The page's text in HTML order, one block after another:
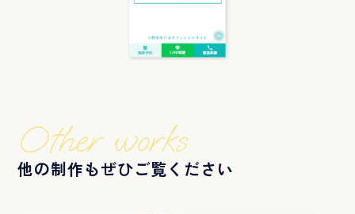
Other works
他の制作もぜひご覧ください